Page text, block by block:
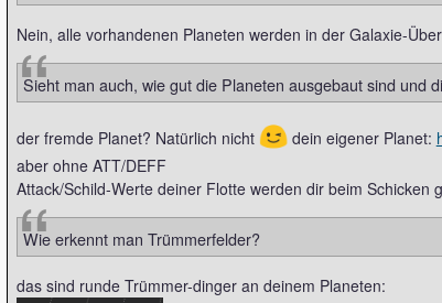
Nein, alle vorhandenen Planeten werden in der Galaxie-
Sieht man auch, wie gut die Planeten ausgebaut sind und
der fremde Planet? Natürlich nicht 😉dein eigener Planet:
aber ohne ATT/DEFF
Attack/Schild-Werte deiner Flotte werden dir beim Schicken
Wie erkennt man Trümmerfelder?
das sind runde Trümmer-dinger an deinem Planeten: